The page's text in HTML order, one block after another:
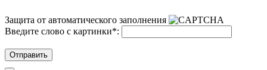
Защита от автоматического заполнения
Введите слово с картинки*:
Отправить